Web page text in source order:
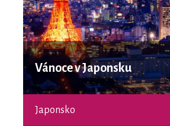
Vánoce v Japonsku
Japonsko